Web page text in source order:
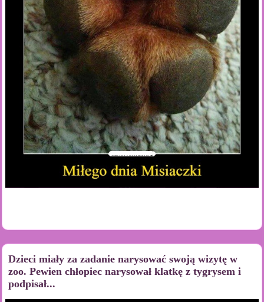
Dzieci miały za zadanie narysować swoją wizytę w
zoo. Pewien chłopiec narysował klatkę z tygrysem i
podpisał...